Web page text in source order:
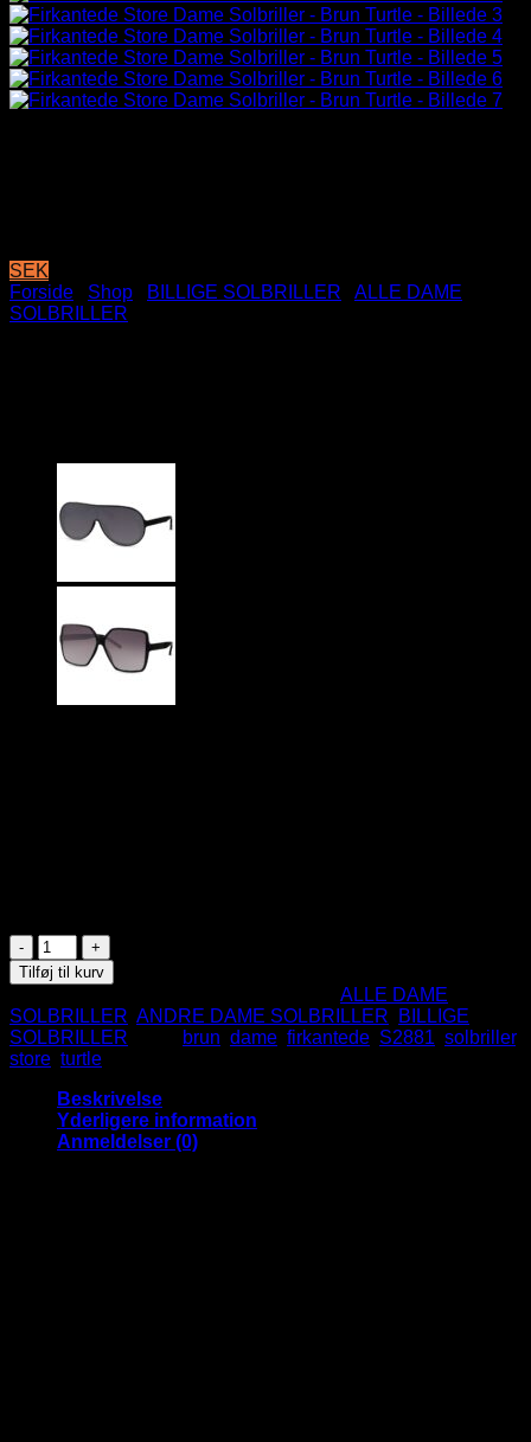
SEK
Forside
Shop BILLIGE SOLBRILLER
ALLE DAME
SOLBRILLER
Firkantede
Store
Dame
Solbriller
-
Brun
Turtle
antal
Tilføj til kurv
ALLE DAME
SOLBRILLER ANDRE DAME SOLBRILLER
BILLIGE
SOLBRILLER
brun dame firkantede S2881 solbriller,
store turtle
Beskrivelse
Yderligere information
Anmeldelser (0)